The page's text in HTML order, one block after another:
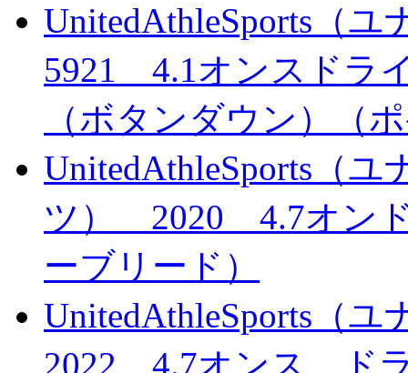
UnitedAthleSports（
5921 4.1オンスドラ
（ボタンダウン）（
UnitedAthleSports（
ツ） 2020 4.7オン
ーブリード）
UnitedAthleSports（
2022 4.7オンス ド